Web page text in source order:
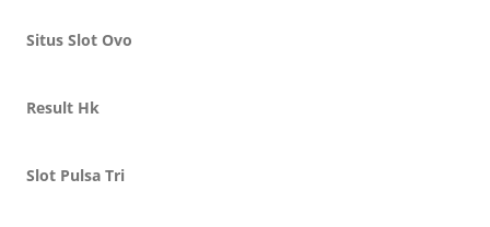
Situs Slot Ovo
Result Hk
Slot Pulsa Tri